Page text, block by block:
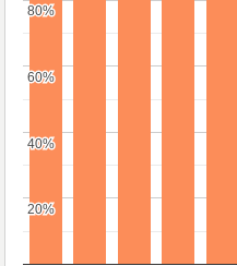
20%
20%
40%
40%
60%
60%
80%
80%